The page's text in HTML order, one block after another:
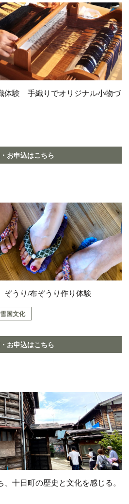
体験 手織りでオリジナル小物づ
お申込はこちら
ぞうり/布ぞうり作り体験
雪国文化
お申込はこちら
、十日町の歴史と文化を感じる。